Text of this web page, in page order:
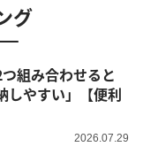
グ
組み合わせると
しやすい」【便利
2026.07.29